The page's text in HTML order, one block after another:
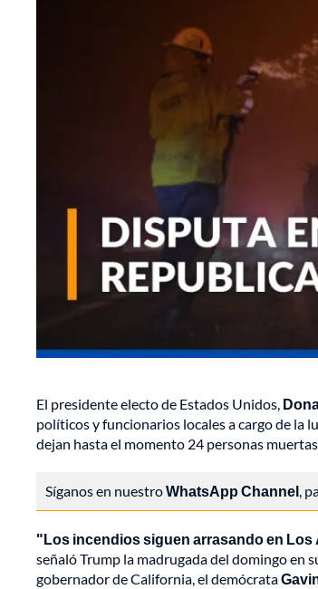
El presidente electo de Estados Unidos,
políticos y funcionarios locales a cargo de la
dejan hasta el momento 24 personas
Síganos en nuestroWhatsApp Channel,
"Los incendios siguen arrasando en
señaló Trump la madrugada del domingo en
gobernador de California, el demócrata